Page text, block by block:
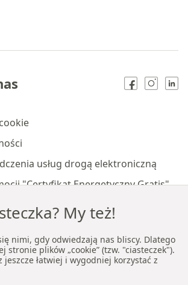
usług drogą elektroniczną
"Certyfikat Energetyczny Gratis"
Ubezpieczenia Wynajmującego"
"Notariusz Gratis"
Lekki Start
online
My też!
nimi, gdy odwiedzają nas bliscy. Dlatego
stronie plików „cookie” (tzw. "ciasteczek").
jeszcze łatwiej i wygodniej korzystać z